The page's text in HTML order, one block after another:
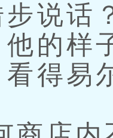
说话
的样
得易